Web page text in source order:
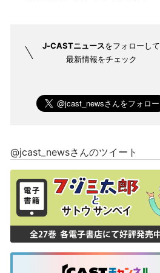
J-CASTニュースをフォローして
最新情報をチェック
@jcast_newsさんのツイート